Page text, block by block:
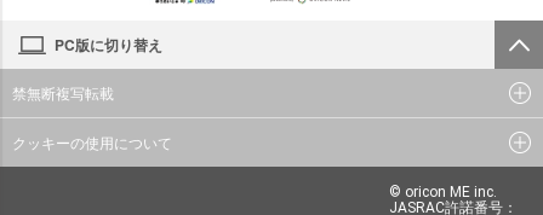
PC版に切り替え
禁無断複写転載
クッキーの使用について
© oricon ME inc.
JASRAC許諾番号：